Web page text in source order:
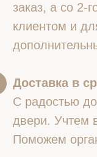
заказ, а со 2-
клиентом и
Доставка в
С радостью
двери. Учтем
Поможем